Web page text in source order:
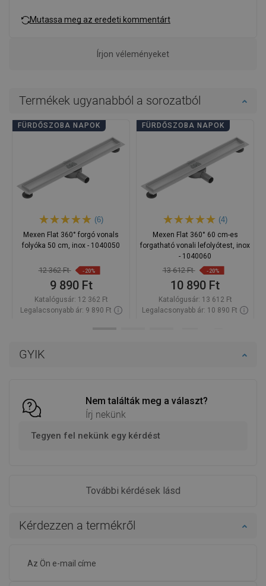
GYIK
Nem találták meg a választ?
Írj nekünk
Tegyen fel nekünk egy kérdést
További kérdések lásd
Mutassa meg az eredeti kommentárt
Írjon véleményeket
Kérdezzen a termékről
Termékek ugyanabból a sorozatból
FÜRDŐSZOBA NAPOK
(6)
Mexen Flat 360° forgó vonals
folyóka 50 cm, inox - 1040050
12 362 Ft -20%
9 890 Ft
Katalógusár: 12 362 Ft
Legalacsonyabb ár: 9 890 Ft
FÜRDŐSZOBA NAPOK
(4)
Mexen Flat 360° 60 cm-es
forgatható vonali lefolyótest, inox
- 1040060
13 612 Ft -20%
10 890 Ft
Katalógusár: 13 612 Ft
Legalacsonyabb ár: 10 890 Ft